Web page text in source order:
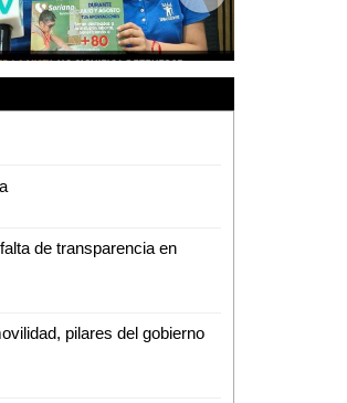
de transparencia en
pilares del gobierno